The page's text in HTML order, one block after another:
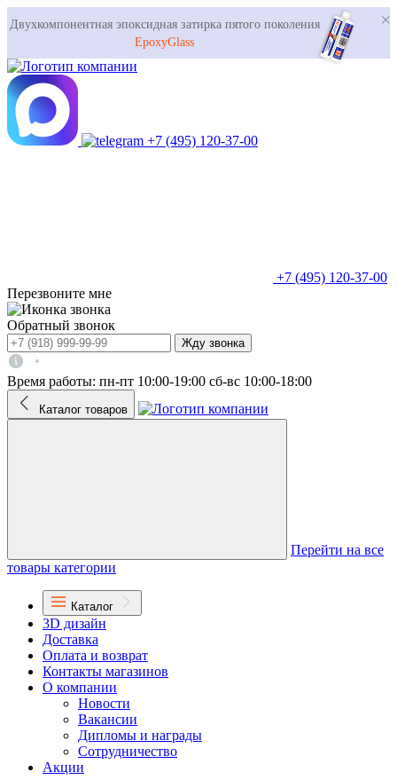
Двухкомпонентная эпоксидная затирка пятого поколения
EpoxyGlass
+7 (495) 120-37-00
+7 (495) 120-37-00
Перезвоните мне
Обратный звонок
Жду звонка
Время работы: пн-пт 10:00-19:00 сб-вс 10:00-18:00
Каталог товаров
Перейти на все
товары категории
Каталог
3D дизайн
Доставка
Оплата и возврат
Контакты магазинов
О компании
Новости
Вакансии
Дипломы и награды
Сотрудничество
Акции